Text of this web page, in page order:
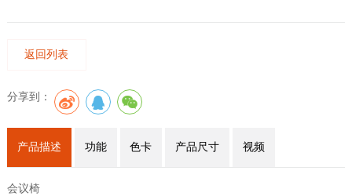
返回列表
分享到：
产品描述 功能 色卡 产品尺寸 视频
会议椅